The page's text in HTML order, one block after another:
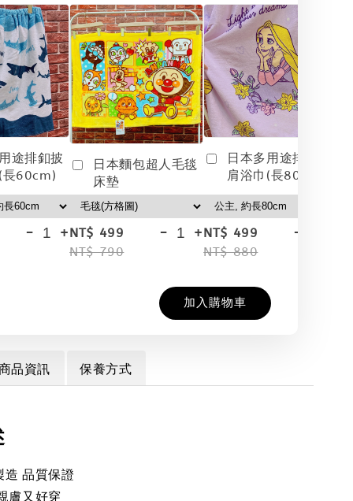
途排釦披
長60cm)
- +
日本麵包超人毛毯
床墊
NT$ 499
NT$ 790
- +
日本多用途排釦披
肩浴巾(長80cm)
NT$ 499
NT$ 880
-
加入購物車
品資訊 保養方式
品質保證
膚又好穿